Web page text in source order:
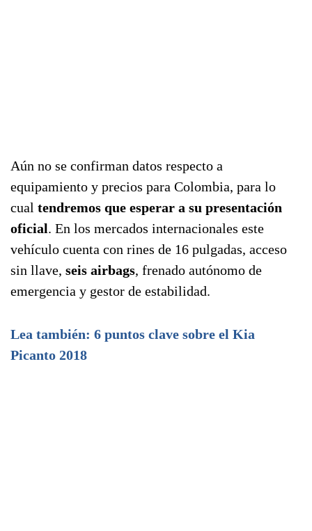
Aún no se confirman datos respecto a
equipamiento y precios para Colombia, para lo
cual tendremos que esperar a su presentación
oficial. En los mercados internacionales este
vehículo cuenta con rines de 16 pulgadas, acceso
sin llave, seis airbags, frenado autónomo de
emergencia y gestor de estabilidad.
Lea también: 6 puntos clave sobre el Kia
Picanto 2018